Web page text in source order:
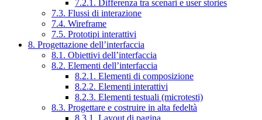
7.2.1. Differenza tra scenari e user stories
7.3. Flussi di interazione
7.4. Wireframe
7.5. Prototipi interattivi
8. Progettazione dell’interfaccia
8.1. Obiettivi dell’interfaccia
8.2. Elementi dell’interfaccia
8.2.1. Elementi di composizione
8.2.2. Elementi interattivi
8.2.3. Elementi testuali (microtesti)
8.3. Progettare e costruire in alta fedeltà
8.3.1. Layout di pagina